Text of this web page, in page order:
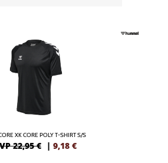
XK CORE POLY T-SHIRT S/S
22,95 € | 9,18 €